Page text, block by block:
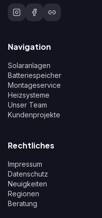
Navigation
Solaranlagen
Batteriespeicher
Montageservice
Heizsysteme
Unser Team
Kundenprojekte
Rechtliches
Impressum
Datenschutz
Neuigkeiten
Regionen
Beratung